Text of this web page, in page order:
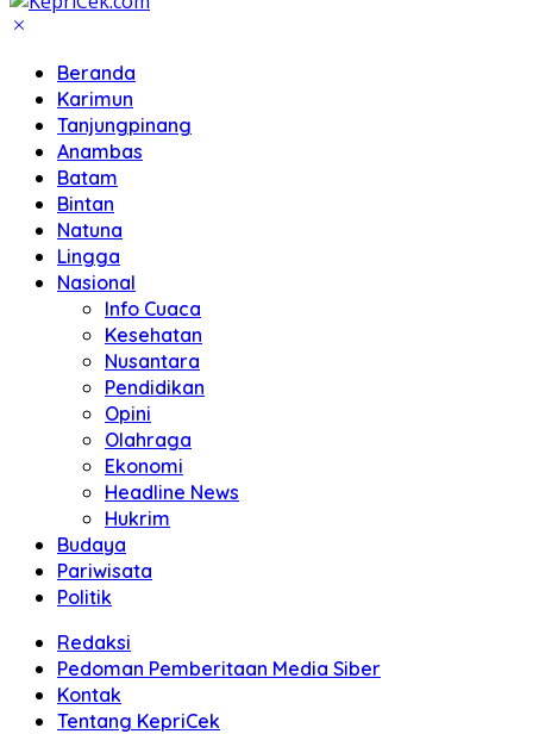
Beranda
Karimun
Tanjungpinang
Anambas
Batam
Bintan
Natuna
Lingga
Nasional
Info Cuaca
Kesehatan
Nusantara
Pendidikan
Opini
Olahraga
Ekonomi
Headline News
Hukrim
Budaya
Pariwisata
Politik
Redaksi
Pedoman Pemberitaan Media Siber
Kontak
Tentang KepriCek